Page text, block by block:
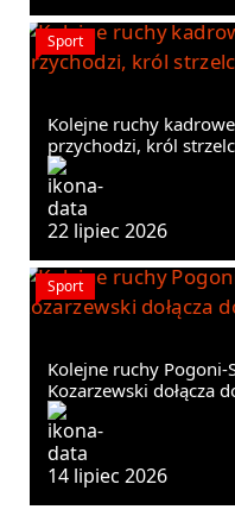
Sport
Kolejne ruchy
przychodzi, król
22 lipiec 2026
Sport
Kolejne ruchy Pogoni-
Kozarzewski dołącza
14 lipiec 2026